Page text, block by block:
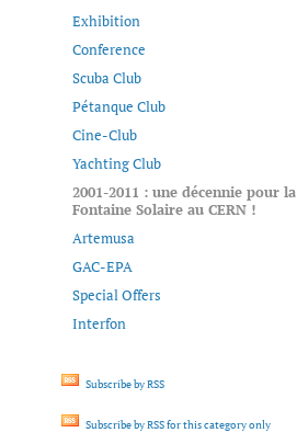
Exhibition
Conference
Scuba Club
Pétanque Club
Cine-Club
Yachting Club
2001-2011 : une décennie pour la
Fontaine Solaire au CERN !
Artemusa
GAC-EPA
Special Offers
Interfon
Subscribe by RSS
Subscribe by RSS for this category only